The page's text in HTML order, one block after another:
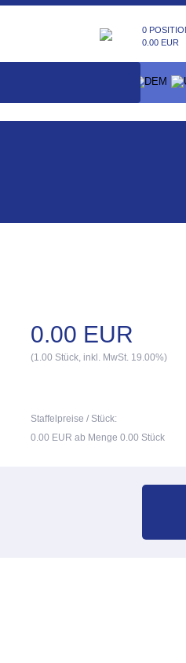
0
0.00 EUR
0.00 EUR
(1.00 Stück, inkl. MwSt. 19.00%)
Staffelpreise / Stück:
0.00 EUR ab Menge 0.00 Stück